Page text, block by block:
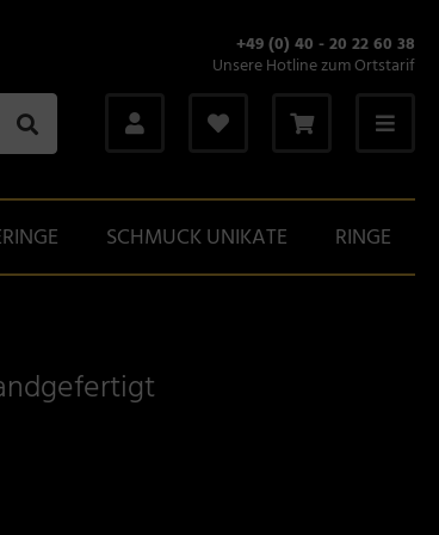
+49 (0) 40 - 20 22 60 38
Unsere Hotline zum Ortstarif
SCHMUCK UNIKATE RINGE